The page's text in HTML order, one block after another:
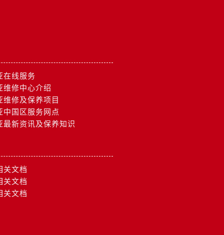
在线服务
维修中心介绍
维修及保养项目
中国区服务网点
最新资讯及保养知识
关文档
关文档
关文档